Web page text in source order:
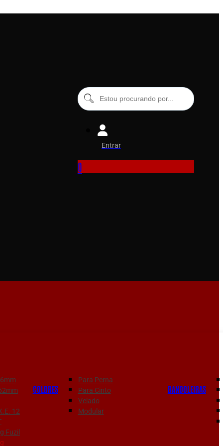
Entrar
0
12
Fuzil
COLDRES
Para Perna
Para Cinto
Velado
Modular
BANDOLEIRAS